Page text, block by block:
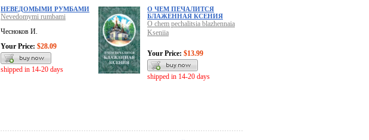
НЕВЕДОМЫМИ РУМБАМИ
Nevedomymi rumbami
Чесноков И.
Your Price: $28.09
shipped in 14-20 days
О ЧЕМ ПЕЧАЛИТСЯ
БЛАЖЕННАЯ КСЕНИЯ
O chem pechalitsia blazhennaia
Kseniia
Your Price: $13.99
shipped in 14-20 days